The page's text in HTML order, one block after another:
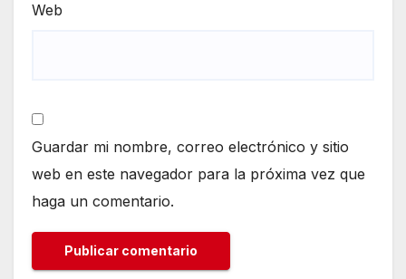
Web
Guardar mi nombre, correo electrónico y sitio
web en este navegador para la próxima vez que
haga un comentario.